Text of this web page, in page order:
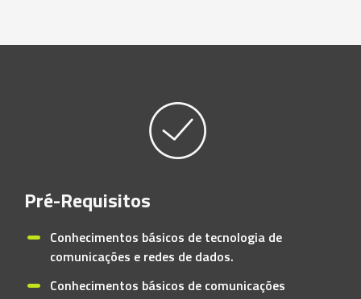
Pré-Requisitos
Conhecimentos básicos de tecnologia de
comunicações e redes de dados.
Conhecimentos básicos de comunicações